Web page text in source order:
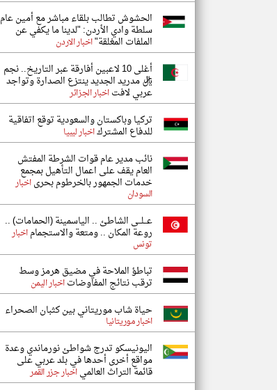
الحشوش تطالب بلقاء مباشر مع أمين عام
سلطة وادي الأردن: "لدينا ما يكفي عن
الملفات المغلقة"اخبار الاردن
أغلى 10 لاعبين أفارقة عبر التاريخ.. نجم
ريال مدريد الجديد ينتزع الصدارة وتواجد
عربي لافتاخبار الجزائر
تركيا وباكستان والسعودية توقع اتفاقية
للدفاع المشتركاخبار ليبيا
نائب مدير عام قوات الشرطة المفتش
العام يقف على اعمال التأهيل بمجمع
خدمات الجمهور بالخرطوم بحرىاخبار
السودان
عــلــى الشاطئ .. الياسمينة (الحمامات) ..
روعة المكان .. ومتعة والاستجماماخبار
تونس
تباطؤ الملاحة في مضيق هرمز وسط
ترقب نتائج المفاوضاتاخبار اليمن
حياة شاب موريتاني بين كثبان الصحراء
اخبار موريتانيا
اليونيسكو تدرج شواطئ نورماندي وعدة
مواقع أخرى أحدها في بلد عربي على
قائمة التراث العالمياخبار جزر القمر